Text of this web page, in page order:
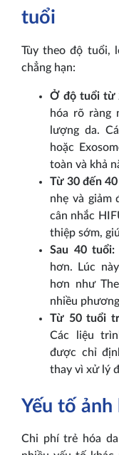
tuổi
Tùy theo độ tuổi,
chẳng hạn:
Ở độ tuổi từ
hóa rõ ràng
lượng da.
hoặc
toàn và khả
Từ 30 đến
nhẹ và giảm
cân nhắc
thiệp sớm,
Sau 40 tuổi:
hơn. Lúc
hơn như
nhiều
Từ 50 tuổi
Các liệu
được chỉ
thay vì xử lý
Yếu tố
Chi phí trẻ hóa